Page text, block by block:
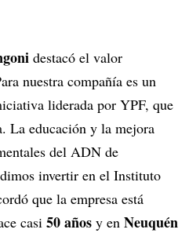
destacó el valor
nuestra compañía es un
liderada por YPF, que
La educación y la mejora
del ADN de
invertir en el Instituto
que la empresa está
casi 50 años y en Neuquén